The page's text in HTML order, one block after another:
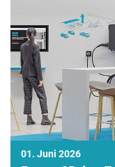
01. Juni 2026